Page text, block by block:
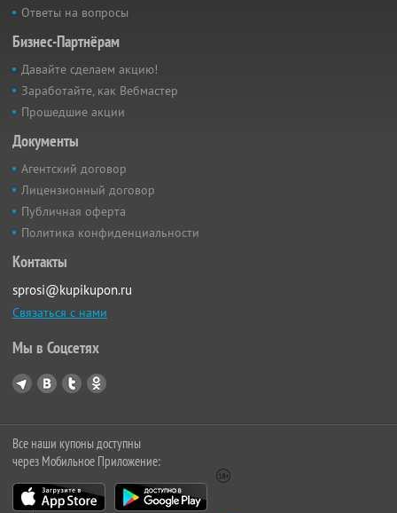
Ответы на вопросы
Бизнес-Партнёрам
Давайте сделаем акцию!
Заработайте, как Вебмастер
Прошедшие акции
Документы
Агентский договор
Лицензионный договор
Публичная оферта
Политика конфиденциальности
Контакты
sprosi@kupikupon.ru
Связаться с нами
Мы в Соцсетях
Все наши купоны доступны
через Мобильное Приложение: